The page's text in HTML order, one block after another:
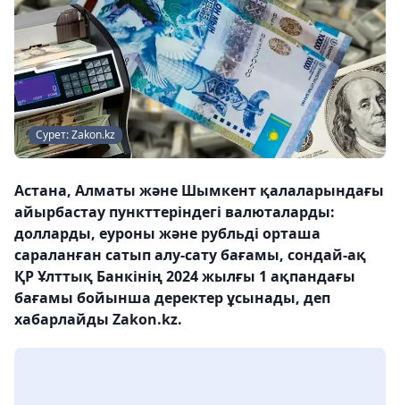
Сурет: Zakon.kz
Астана, Алматы және Шымкент қалаларындағы
айырбастау пункттеріндегі валюталарды:
долларды, еуроны және рубльді орташа
сараланған сатып алу-сату бағамы, сондай-ақ
ҚР Ұлттық Банкінің 2024 жылғы 1 ақпандағы
бағамы бойынша деректер ұсынады, деп
хабарлайды Zakon.kz.